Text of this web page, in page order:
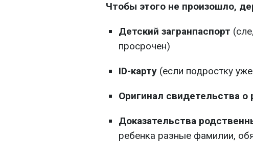
Чтобы этого не произошло,
Детский загранпаспорт
просрочен)
ID-карту (если подростку
Оригинал свидетельства
Доказательства
ребенка разные фамилии,